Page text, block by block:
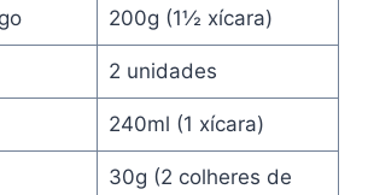
200g (1½ xícara)
2 unidades
240ml (1 xícara)
30g (2 colheres de